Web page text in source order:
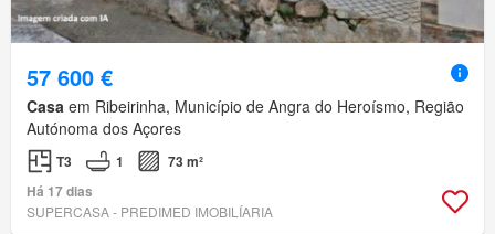
57 600 €
Casa em Ribeirinha, Município de Angra do Heroísmo, Região
Autónoma dos Açores
T3 1
73 m²
Há 17 dias
SUPERCASA - PREDIMED IMOBILÍARIA